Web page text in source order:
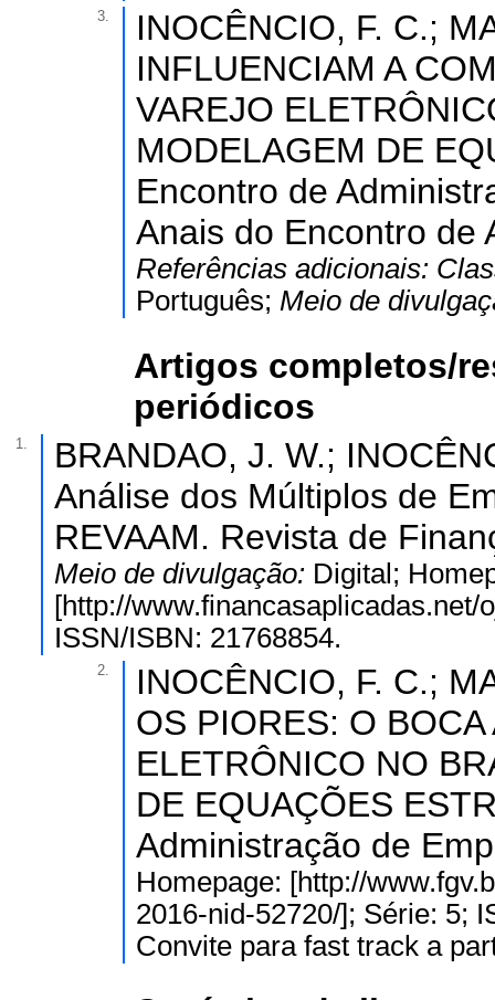
3.
INOCÊNCIO, F. C.;
INFLUENCIAM A
VAREJO
MODELAGEM DE
Encontro de
Anais do Encontro de
Referências adicionais:
Português; Meio de
Artigos completos/
periódicos
1.
BRANDAO, J. W.;
Análise dos Múltiplos de
REVAAM. Revista de
Meio de divulgação: Digital;
[http://
ISSN/ISBN: 21768854.
2.
INOCÊNCIO, F. C.;
OS PIORES: O
ELETRÔNICO NO
DE EQUAÇÕES
Administração de
Homepage: [http://
2016-nid-52720/]; Série: 5;
Convite para fast track a